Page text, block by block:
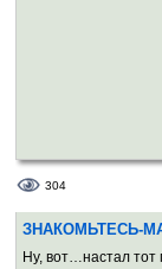
304
ЗНАКОМЬТЕСЬ-
Ну, вот…настал